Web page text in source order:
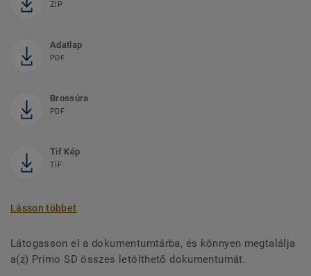
ZIP
Adatlap
PDF
Brossúra
PDF
Tif Kép
TIF
Lásson többet
Látogasson el a dokumentumtárba, és könnyen megtalálja
a(z) Primo SD összes letölthető dokumentumát.